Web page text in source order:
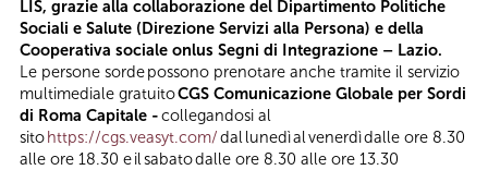
LIS, grazie alla collaborazione del Dipartimento Politiche
Sociali e Salute (Direzione Servizi alla Persona) e della
Cooperativa sociale onlus Segni di Integrazione – Lazio.
Le persone sorde possono prenotare anche tramite il servizio
multimediale gratuitoCGS Comunicazione Globale per Sordi
di Roma Capitale -collegandosi al
sitohttps://cgs.veasyt.com/dal lunedì al venerdì dalle ore 8.30
alle ore 18.30 e il sabato dalle ore 8.30 alle ore 13.30